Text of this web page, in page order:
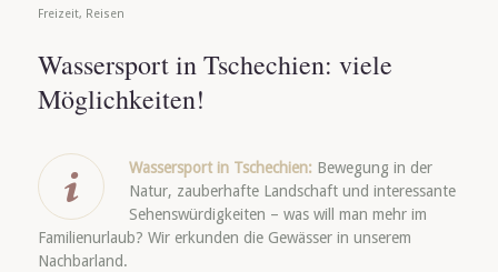
Freizeit, Reisen
Wassersport in Tschechien: viele
Möglichkeiten!
Wassersport in Tschechien: Bewegung in der
Natur, zauberhafte Landschaft und interessante
Sehenswürdigkeiten – was will man mehr im
Familienurlaub? Wir erkunden die Gewässer in unserem
Nachbarland.